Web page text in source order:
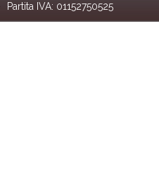
Partita IVA: 01152750525